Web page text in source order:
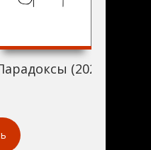
(2020)